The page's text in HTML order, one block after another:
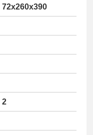
72x260x390
2